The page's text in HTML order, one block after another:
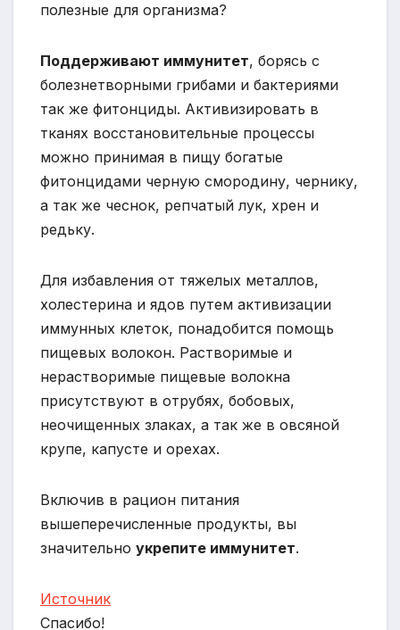
полезные для организма?
Поддерживают иммунитет, борясь с
болезнетворными грибами и бактериями
так же фитонциды. Активизировать в
тканях восстановительные процессы
можно принимая в пищу богатые
фитонцидами черную смородину, чернику,
а так же чеснок, репчатый лук, хрен и
редьку.
Для избавления от тяжелых металлов,
холестерина и ядов путем активизации
иммунных клеток, понадобится помощь
пищевых волокон. Растворимые и
нерастворимые пищевые волокна
присутствуют в отрубях, бобовых,
неочищенных злаках, а так же в овсяной
крупе, капусте и орехах.
Включив в рацион питания
вышеперечисленные продукты, вы
значительно укрепите иммунитет.
Источник
Спасибо!